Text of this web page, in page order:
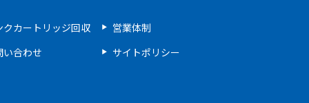
クカートリッジ回収
営業体制
い合わせ
サイトポリシー